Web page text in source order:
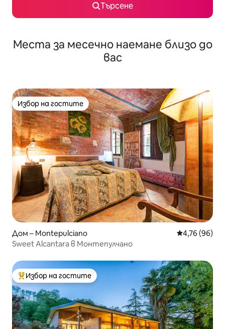
Търсене
Места за месечно наемане близо до
вас
Избор на гостите
Избор на гостите
Дом – Montepulciano Средна
4,76 (96)
Sweet Alcantara в Монтепулчано
Най-популярен избор на гостите
Избор на гостите